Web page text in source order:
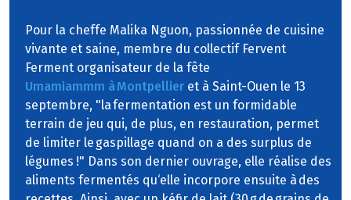
Pour la cheffe Malika Nguon, passionnée de cuisine
vivante et saine, membre du collectif Fervent
Ferment organisateur de la fête
Umamiammm à Montpellier et à Saint-Ouen le 13
septembre, "la fermentation est un formidable
terrain de jeu qui, de plus, en restauration, permet
de limiter le gaspillage quand on a des surplus de
légumes !" Dans son dernier ouvrage, elle réalise des
aliments fermentés qu‘elle incorpore ensuite à des